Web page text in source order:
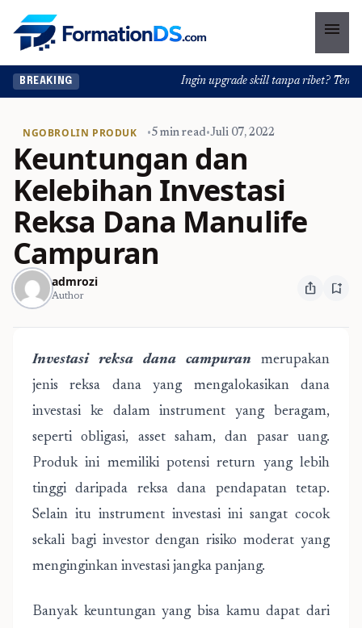
menu
BREAKING Ingin upgrade skill tanpa ribet?
NGOBROLIN PRODUK •5 min read•Juli 07, 2022
Keuntungan dan
Kelebihan Investasi
Reksa Dana Manulife
Campuran
admrozi
Author ios_share bookmark_add
Investasi reksa dana campuran merupakan
jenis reksa dana yang mengalokasikan dana
investasi ke dalam instrument yang beragam,
seperti obligasi, asset saham, dan pasar uang.
Produk ini memiliki potensi return yang lebih
tinggi daripada reksa dana pendapatan tetap.
Selain itu instrument investasi ini sangat cocok
sekali bagi investor dengan risiko moderat yang
menginginkan investasi jangka panjang.
Banyak keuntungan yang bisa kamu dapat dari